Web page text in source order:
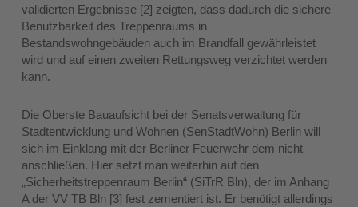
validierten Ergebnisse [2] zeigten, dass dadurch die sichere
Benutzbarkeit des Treppenraums in
Bestandswohngebäuden auch im Brandfall gewährleistet
wird und auf einen zweiten Rettungsweg verzichtet werden
kann.
Die Oberste Bauaufsicht bei der Senatsverwaltung für
Stadtentwicklung und Wohnen (SenStadtWohn) Berlin will
sich im Einklang mit der Berliner Feuerwehr dem nicht
anschließen. Hier setzt man weiterhin auf den
„Sicherheitstreppenraum Berlin“ (SiTrR Bln), der im Anhang
A der VV TB Bln [3] fest zementiert ist. Er benötigt allerdings